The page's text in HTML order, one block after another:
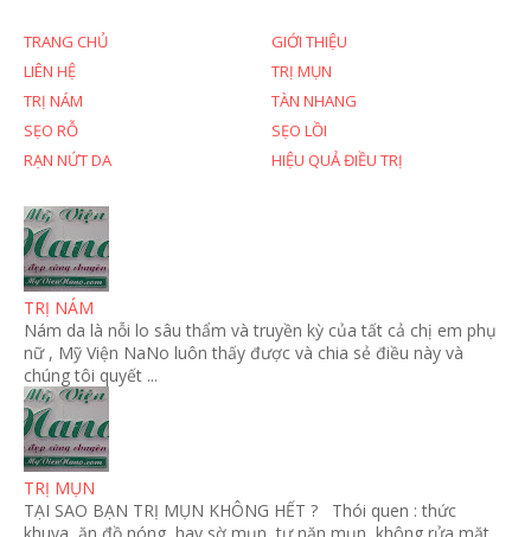
TRANG CHỦ
GIỚI THIỆU
LIÊN HỆ
TRỊ MỤN
TRỊ NÁM
TÀN NHANG
SẸO RỖ
SẸO LỒI
RẠN NỨT DA
HIỆU QUẢ ĐIỀU TRỊ
TRỊ NÁM
Nám da là nỗi lo sâu thẩm và truyền kỳ của tất cả chị em phụ
nữ , Mỹ Viện NaNo luôn thấy được và chia sẻ điều này và
chúng tôi quyết ...
TRỊ MỤN
TẠI SAO BẠN TRỊ MỤN KHÔNG HẾT ? Thói quen : thức